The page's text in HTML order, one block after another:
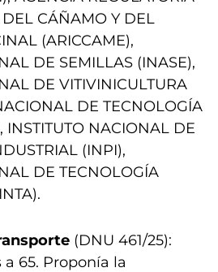
CÁÑAMO Y DEL
(ARICCAME),
DE SEMILLAS (INASE),
DE VITIVINICULTURA
DE TECNOLOGÍA
INSTITUTO NACIONAL DE
(INPI),
DE TECNOLOGÍA
(DNU 461/25):
a 65. Proponía la